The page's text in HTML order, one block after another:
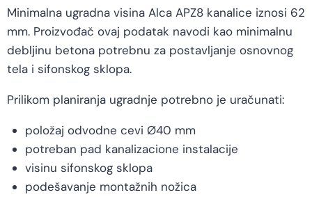
Minimalna ugradna visina Alca APZ8 kanalice iznosi 62
mm. Proizvođač ovaj podatak navodi kao minimalnu
debljinu betona potrebnu za postavljanje osnovnog
tela i sifonskog sklopa.
Prilikom planiranja ugradnje potrebno je uračunati:
položaj odvodne cevi Ø40 mm
potreban pad kanalizacione instalacije
visinu sifonskog sklopa
podešavanje montažnih nožica